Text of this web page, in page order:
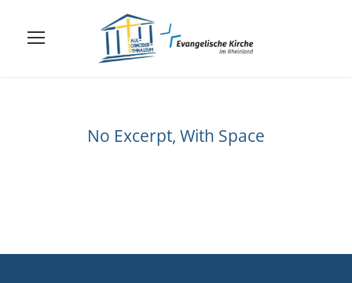
No Excerpt, With Space